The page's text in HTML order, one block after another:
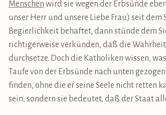
Menschen wird sie wegen der Erbsünde
unser Herr und unsere Liebe Frau) seit
Begierlichkeit behaftet, dann stünde dem
richtigerweise verkünden, daß die
durchsetze. Doch die Katholiken wissen,
Taufe von der Erbsünde nach unten
finden, ohne die er seine Seele nicht
sein, sondern sie bedeutet, daß der Staat